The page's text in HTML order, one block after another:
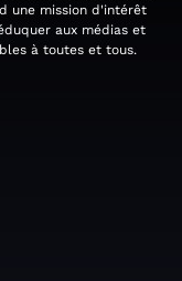
une mission d'intérêt
aux médias et
à toutes et tous.